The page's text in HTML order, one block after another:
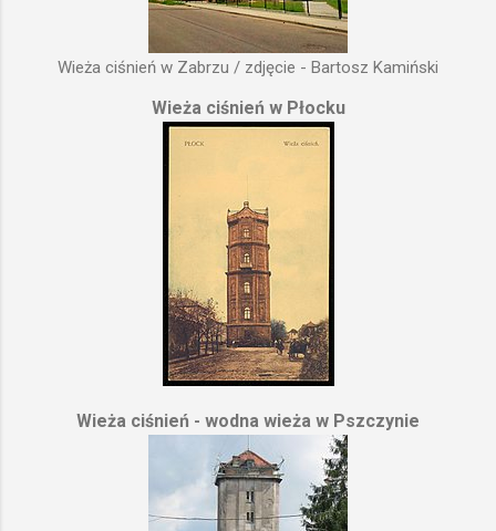
Wieża ciśnień w Zabrzu / zdjęcie - Bartosz Kamiński
Wieża ciśnień w Płocku
Wieża ciśnień - wodna wieża w Pszczynie